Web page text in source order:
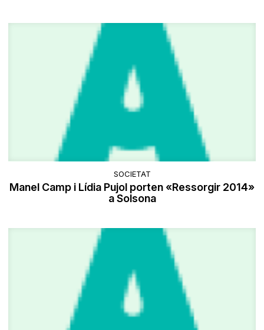
SOCIETAT
Manel Camp i Lídia Pujol porten «Ressorgir 2014»
a Solsona